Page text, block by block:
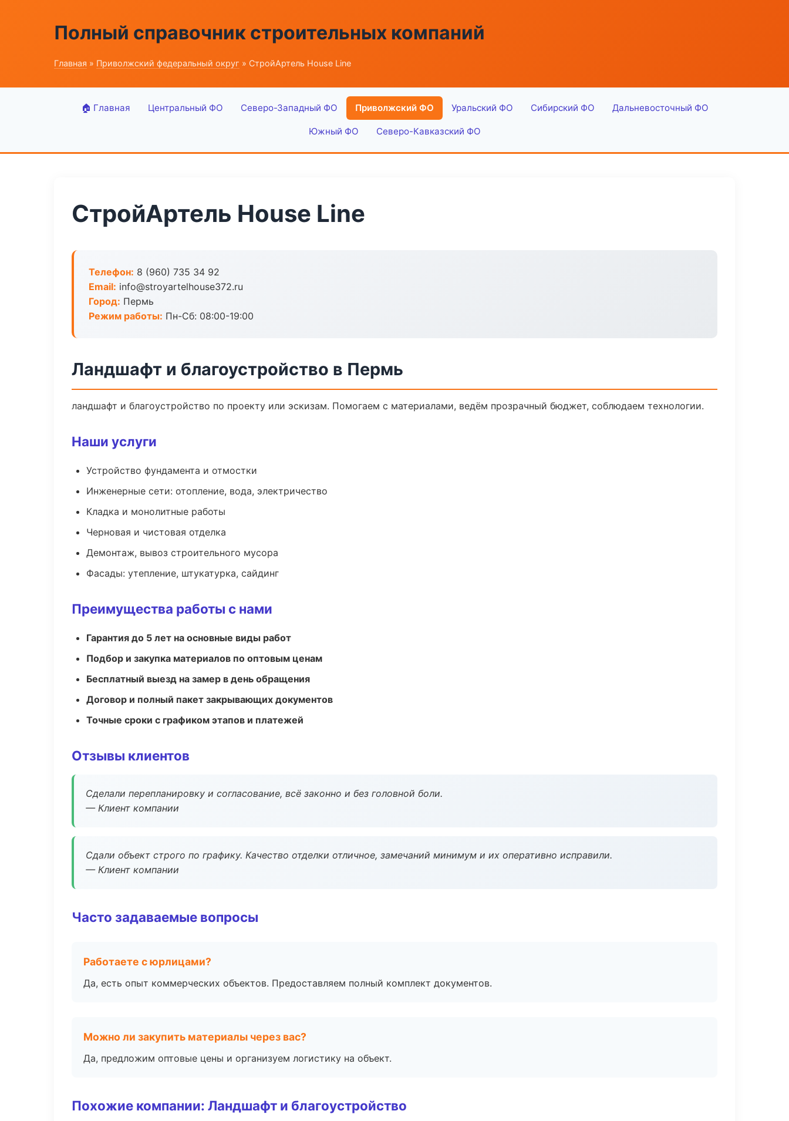
Полный справочник строительных компаний
Главная » Приволжский федеральный округ » СтройАртель House Line
🏠 Главная Центральный ФО Северо-Западный ФО Приволжский ФО Уральский ФО Сибирский ФО Дальневосточный ФО
Южный ФО Северо-Кавказский ФО
СтройАртель House Line
Телефон: 8 (960) 735 34 92
Email: info@stroyartelhouse372.ru
Город: Пермь
Режим работы: Пн-Сб: 08:00-19:00
Ландшафт и благоустройство в Пермь
ландшафт и благоустройство по проекту или эскизам. Помогаем с материалами, ведём прозрачный бюджет, соблюдаем технологии.
Наши услуги
Устройство фундамента и отмостки
Инженерные сети: отопление, вода, электричество
Кладка и монолитные работы
Черновая и чистовая отделка
Демонтаж, вывоз строительного мусора
Фасады: утепление, штукатурка, сайдинг
Преимущества работы с нами
Гарантия до 5 лет на основные виды работ
Подбор и закупка материалов по оптовым ценам
Бесплатный выезд на замер в день обращения
Договор и полный пакет закрывающих документов
Точные сроки с графиком этапов и платежей
Отзывы клиентов
Сделали перепланировку и согласование, всё законно и без головной боли.
— Клиент компании
Сдали объект строго по графику. Качество отделки отличное, замечаний минимум и их оперативно исправили.
— Клиент компании
Часто задаваемые вопросы
Работаете с юрлицами?
Да, есть опыт коммерческих объектов. Предоставляем полный комплект документов.
Можно ли закупить материалы через вас?
Да, предложим оптовые цены и организуем логистику на объект.
Похожие компании: Ландшафт и благоустройство